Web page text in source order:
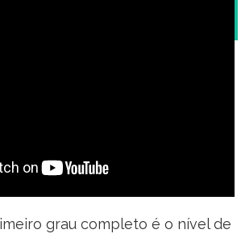
grau completo é o nível de